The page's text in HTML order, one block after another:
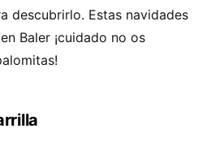
descubrirlo. Estas navidades
Baler ¡cuidado no os